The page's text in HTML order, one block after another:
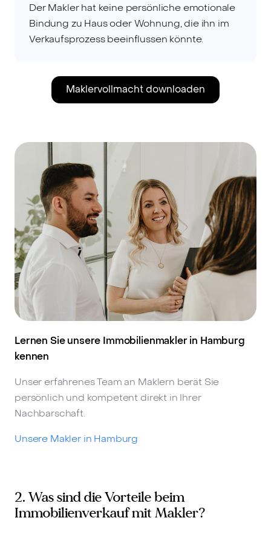
Der Makler hat keine persönliche emotionale
Bindung zu Haus oder Wohnung, die ihn im
Verkaufsprozess beeinflussen könnte.
Maklervollmacht downloaden
Lernen Sie unsere Immobilienmakler in Hamburg
kennen
Unser erfahrenes Team an Maklern berät Sie
persönlich und kompetent direkt in Ihrer
Nachbarschaft.
Unsere Makler in Hamburg
2. Was sind die Vorteile beim
Immobilienverkauf mit Makler?